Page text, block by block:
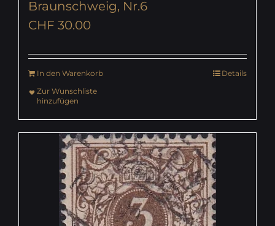
Braunschweig, Nr.6
CHF 30.00
In den Warenkorb
Details
Zur Wunschliste
hinzufügen